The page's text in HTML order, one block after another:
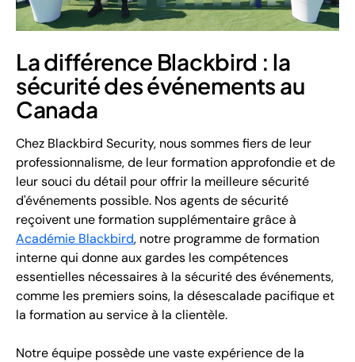
La différence Blackbird : la
sécurité des événements au
Canada
Chez Blackbird Security, nous sommes fiers de leur
professionnalisme, de leur formation approfondie et de
leur souci du détail pour offrir la meilleure sécurité
d'événements possible. Nos agents de sécurité
reçoivent une formation supplémentaire grâce à
Académie Blackbird, notre programme de formation
interne qui donne aux gardes les compétences
essentielles nécessaires à la sécurité des événements,
comme les premiers soins, la désescalade pacifique et
la formation au service à la clientèle.
Notre équipe possède une vaste expérience de la